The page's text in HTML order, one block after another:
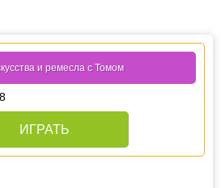
и ремесла с Томом
ИГРАТЬ